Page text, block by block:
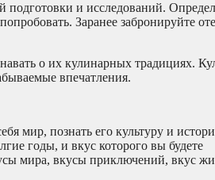
и исследований.
Заранее забронируйте
о их кулинарных традициях.
впечатления.
мир, познать его культуру и
годы, и вкус которого вы будете
мира, вкусы приключений, вкус